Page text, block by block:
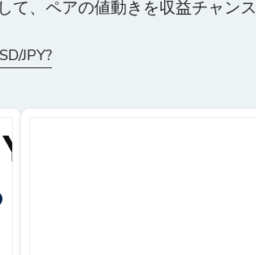
て、ペアの値動きを収益チャンス
JPY?